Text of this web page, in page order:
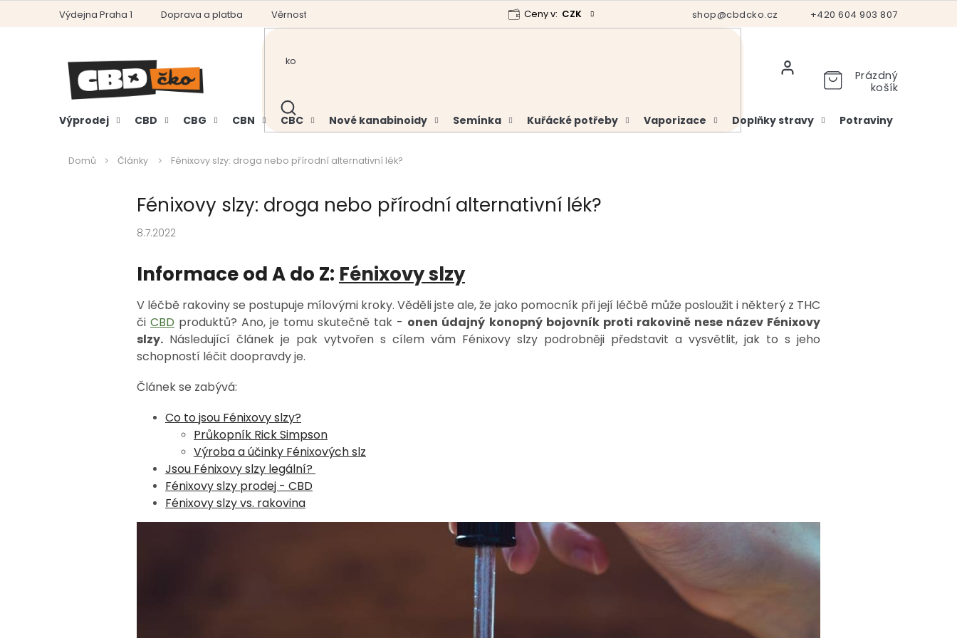
+420 604 903 807
shop@cbdcko.cz
Výdejna Praha 1 Doprava a platba Věrnostní program Analýzy a certifikáty Hodnocení obchodu Vrácení a reklamace
Ceny v: CZK
HLEDAT
Prázdný
košík
Výprodej CBD CBG CBN CBC Nové kanabinoidy Semínka Kuřácké potřeby Vaporizace Doplňky stravy Potraviny
Domů Články Fénixovy slzy: droga nebo přírodní alternativní lék?
Fénixovy slzy: droga nebo přírodní alternativní lék?
8.7.2022
Informace od A do Z: Fénixovy slzy
V léčbě rakoviny se postupuje mílovými kroky. Věděli jste ale, že jako pomocník při její léčbě může posloužit i některý z THC
či CBD produktů? Ano, je tomu skutečně tak - onen údajný konopný bojovník proti rakovině nese název Fénixovy
slzy. Následující článek je pak vytvořen s cílem vám Fénixovy slzy podrobněji představit a vysvětlit, jak to s jeho
schopností léčit doopravdy je.
Článek se zabývá:
Co to jsou Fénixovy slzy?
Průkopník Rick Simpson
Výroba a účinky Fénixových slz
Jsou Fénixovy slzy legální?
Fénixovy slzy prodej - CBD
Fénixovy slzy vs. rakovina